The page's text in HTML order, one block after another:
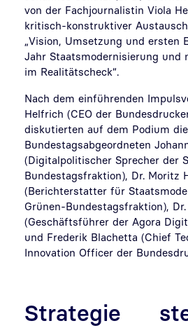
von der Fachjournalistin Viola
kritisch-konstruktiver
„Vision, Umsetzung und ersten
Jahr Staatsmodernisierung und
im Realitätscheck“.
Nach dem einführenden
Helfrich (CEO der
diskutierten auf dem Podium die
Bundestagsabgeordneten
(Digitalpolitischer Sprecher der
Bundestagsfraktion), Dr. Moritz
(Berichterstatter für
Grünen-Bundestagsfraktion),
(Geschäftsführer der Agora
und Frederik Blachetta (Chief
Innovation Officer der
Strategie